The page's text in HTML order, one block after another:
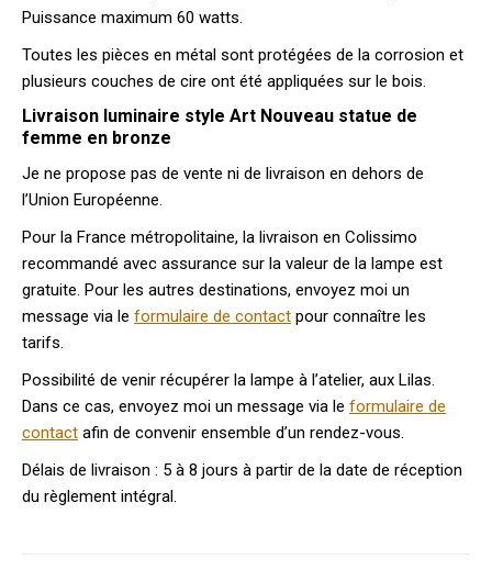
Puissance maximum 60 watts.
Toutes les pièces en métal sont protégées de la corrosion et
plusieurs couches de cire ont été appliquées sur le bois.
Livraison luminaire style Art Nouveau statue de
femme en bronze
Je ne propose pas de vente ni de livraison en dehors de
l’Union Européenne.
Pour la France métropolitaine, la livraison en Colissimo
recommandé avec assurance sur la valeur de la lampe est
gratuite. Pour les autres destinations, envoyez moi un
message via le formulaire de contact pour connaître les
tarifs.
Possibilité de venir récupérer la lampe à l’atelier, aux Lilas.
Dans ce cas, envoyez moi un message via le formulaire de
contact afin de convenir ensemble d’un rendez-vous.
Délais de livraison : 5 à 8 jours à partir de la date de réception
du règlement intégral.